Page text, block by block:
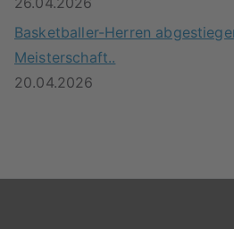
Basketballer-Herren
Meisterschaft..
20.04.2026